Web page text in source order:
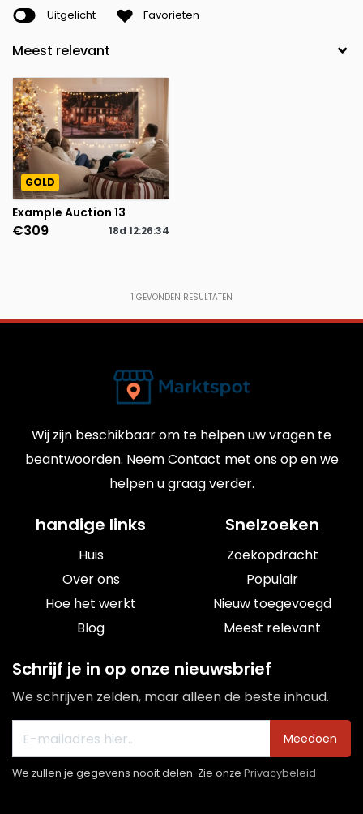
Uitgelicht Favorieten
GOLD
Example Auction 13
€309 18d 12:26:34
1 GEVONDEN RESULTATEN
Wij zijn beschikbaar om te helpen uw vragen te
beantwoorden. Neem Contact met ons op en we
helpen u graag verder.
handige links
Huis
Over ons
Hoe het werkt
Blog
Snelzoeken
Zoekopdracht
Populair
Nieuw toegevoegd
Meest relevant
Schrijf je in op onze nieuwsbrief
We schrijven zelden, maar alleen de beste inhoud.
Meedoen
We zullen je gegevens nooit delen. Zie onze Privacybeleid